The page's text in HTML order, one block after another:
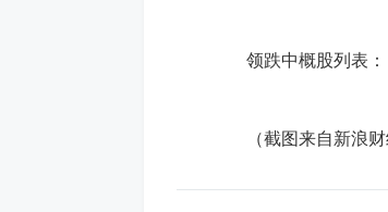
领跌中概股列表：
（截图来自新浪财